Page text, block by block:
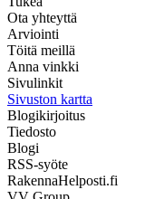
Ota yhteyttä
Arviointi
Töitä meillä
Anna vinkki
Sivulinkit
Sivuston kartta
Blogikirjoitus
Tiedosto
Blogi
RSS-syöte
RakennaHelposti.fi